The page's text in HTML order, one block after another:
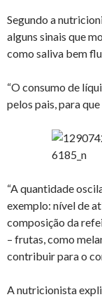
Segundo a
alguns sinais que
como saliva bem
“O consumo de
pelos pais, para
“A quantidade
exemplo: nível de
composição da
– frutas, como
contribuir para o
A nutricionista